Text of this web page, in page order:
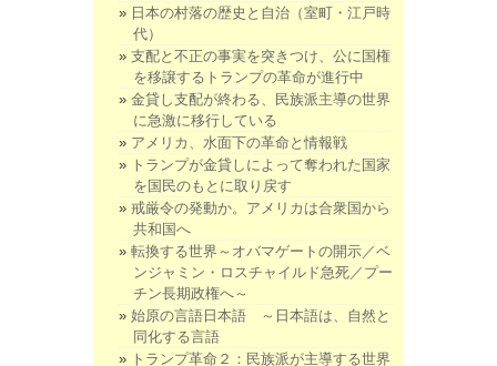
日本の村落の歴史と自治（室町・江戸時
代）
支配と不正の事実を突きつけ、公に国権
を移譲するトランプの革命が進行中
金貸し支配が終わる、民族派主導の世界
に急激に移行している
アメリカ、水面下の革命と情報戦
トランプが金貸しによって奪われた国家
を国民のもとに取り戻す
戒厳令の発動か。アメリカは合衆国から
共和国へ
転換する世界～オバマゲートの開示／ベ
ンジャミン・ロスチャイルド急死／プー
チン長期政権へ～
始原の言語日本語 ～日本語は、自然と
同化する言語
トランプ革命２：民族派が主導する世界